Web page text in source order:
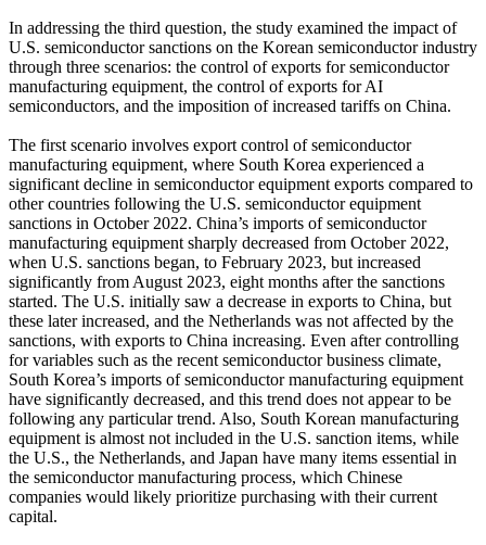
In addressing the third question, the study examined the impact of
U.S. semiconductor sanctions on the Korean semiconductor industry
through three scenarios: the control of exports for semiconductor
manufacturing equipment, the control of exports for AI
semiconductors, and the imposition of increased tariffs on China.
The first scenario involves export control of semiconductor
manufacturing equipment, where South Korea experienced a
significant decline in semiconductor equipment exports compared to
other countries following the U.S. semiconductor equipment
sanctions in October 2022. China’s imports of semiconductor
manufacturing equipment sharply decreased from October 2022,
when U.S. sanctions began, to February 2023, but increased
significantly from August 2023, eight months after the sanctions
started. The U.S. initially saw a decrease in exports to China, but
these later increased, and the Netherlands was not affected by the
sanctions, with exports to China increasing. Even after controlling
for variables such as the recent semiconductor business climate,
South Korea’s imports of semiconductor manufacturing equipment
have significantly decreased, and this trend does not appear to be
following any particular trend. Also, South Korean manufacturing
equipment is almost not included in the U.S. sanction items, while
the U.S., the Netherlands, and Japan have many items essential in
the semiconductor manufacturing process, which Chinese
companies would likely prioritize purchasing with their current
capital.